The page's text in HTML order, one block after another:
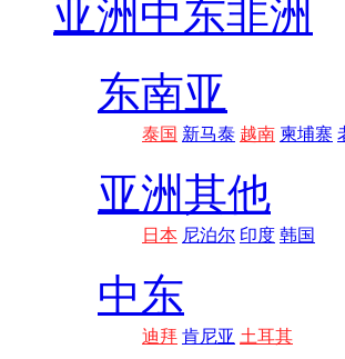
亚洲 中东非洲
东南亚
泰国 新马泰 越南 柬埔寨
亚洲其他
日本 尼泊尔 印度 韩国
中东
迪拜 肯尼亚 土耳其